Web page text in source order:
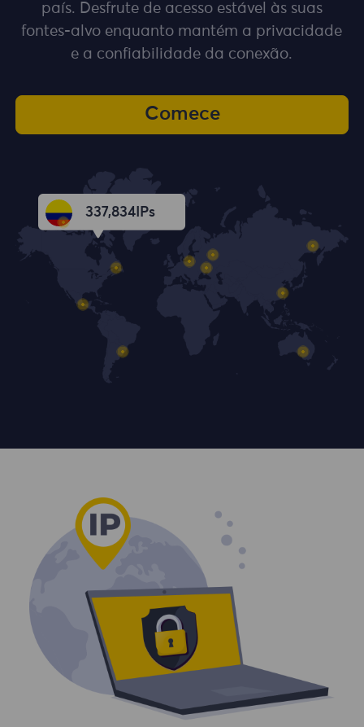
país. Desfrute de acesso estável às suas
fontes-alvo enquanto mantém a privacidade
e a confiabilidade da conexão.
Comece
337,834IPs